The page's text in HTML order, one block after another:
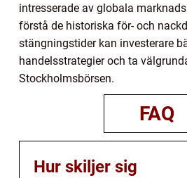
intresserade av globala
förstå de historiska för- och
stängningstider kan investerare
handelsstrategier och ta
Stockholmsbörsen.
FAQ
Hur skiljer sig